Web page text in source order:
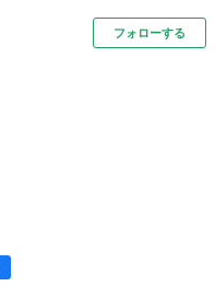
フォローする